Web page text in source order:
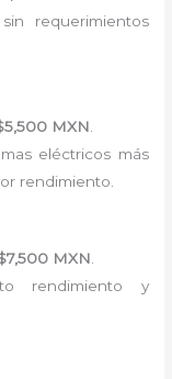
requerimientos
MXN
eléctricos más
rendimiento.
MXN.
rendimiento y